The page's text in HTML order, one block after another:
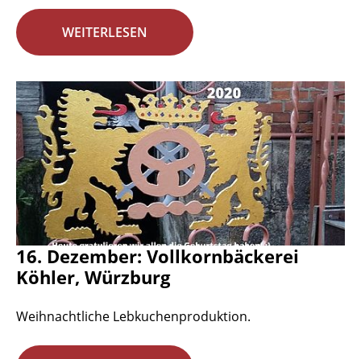
WEITERLESEN
16. Dezember: Vollkornbäckerei
Köhler, Würzburg
Weihnachtliche Lebkuchenproduktion.